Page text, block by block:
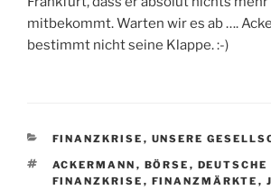
mitbekommt. Warten wir es ab ….
bestimmt nicht seine Klappe. :-)
KATEGORIEN
FINANZKRISE , UNSERE
SCHLAGWÖRTER
ACKERMANN , BÖRSE , DEUTSCHE
FINANZKRISE , FINANZMÄRKTE ,